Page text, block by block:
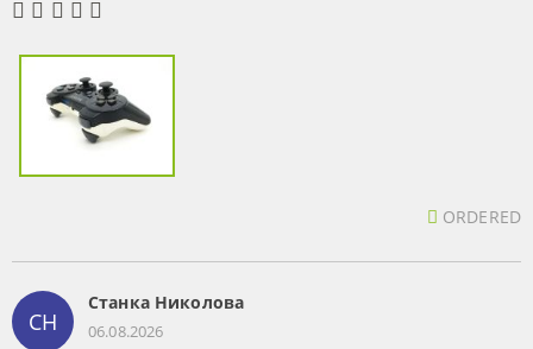
ORDERED
СН
Станка Николова
06.08.2026